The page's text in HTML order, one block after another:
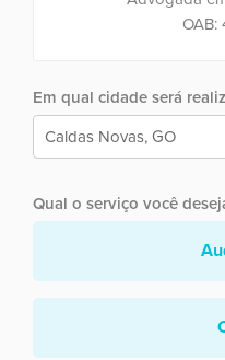
OAB:
Em qual cidade será
Qual o serviço você